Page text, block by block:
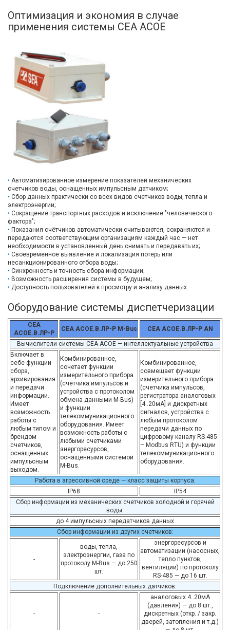
Оптимизация и экономия в случае
применения системы СЕА АСОЕ
Автоматизированное измерение показателей механических
счетчиков воды, оснащенных импульсным датчиком;
Сбор данных практически со всех видов счетчиков воды, тепла и
электроэнергии;
Сокращение транспортных расходов и исключение "человеческого
фактора";
Показания счётчиков автоматически считываются, сохраняются и
передаются соответствующим организациям каждый час — нет
необходимости в установленный день снимать и передавать их;
Своевременное выявление и локализация потерь или
несанкционированного отбора воды;
Синхронность и точность сбора информации;
Возможность расширения системы в будущем;
Доступность пользователей к просмотру и анализу данных.
Оборудование системы диспетчеризации
СЕА
АСОЕ.В.ЛР-Р
СЕА АСОЕ.В.ЛР-Р M-Bus СЕА АСОЕ.В.ЛР-Р AN
Вычислители системы СЕА АСОЕ — интеллектуальные устройства
Включает в
себе функции
сбора,
архивирования
и передачи
информации.
Имеет
возможность
работы с
любым типом и
брендом
счетчиков,
оснащённых
импульсным
выходом.
Комбинированное,
сочетает функции
измерительного прибора
(счетчика импульсов и
устройства с протоколом
обмена данными М-Bus)
и функции
телекоммуникационного
оборудования. Имеет
возможность работы с
любыми счетчиками
энергоресурсов,
оснащенными системой
M-Bus.
Комбинированное,
совмещает функции
измерительного прибора
(счетчика импульсов,
регистратора аналоговых
[4..20мА] и дискретных
сигналов, устройства с
любым протоколом
передачи данных по
цифровому каналу RS-485
– Modbus RTU) и функции
телекоммуникационного
оборудования.
Работа в агрессивной среде — класс защиты корпуса:
ІР68
ІР54
Сбор информации из механических счетчиков холодной и горячей
воды:
до 4 импульсных передатчиков данных
Сбор информации из других счетчиков:
-
воды, тепла,
электроэнергии, газа по
протоколу M-Bus — до 250
шт.
энергоресурсов и
автоматизации (насосных,
тепло пунктов,
вентиляции) по протоколу
RS-485 — до 16 шт.
Подключение дополнительных датчиков:
- -
аналоговых 4..20мА
(давления) — до 8 шт.,
дискретных (откр. / закр.
дверей, затопления и т.д.)